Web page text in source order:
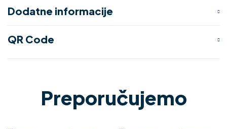
Dodatne informacije
QR Code
Preporučujemo